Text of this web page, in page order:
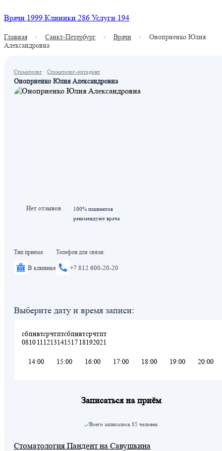
Врачи 1999 Клиники 286 Услуги 194
Главная Санкт-Петербург Врачи
Оноприенко Юлия
Александровна
Стоматолог · Стоматолог-ортодонт
Оноприенко Юлия Александровна
Нет отзывов
100% пациентов
рекомендуют врача
Тип приема:
В клинике
Телефон для связи:
+7 812 600-20-20
Выберите дату и время записи:
сб
08
пн
10
вт
11
ср
12
чт
13
пт
14
сб
15
пн
17
вт
18
ср
19
чт
20
пт
21
14:00 15:00 16:00 17:00 18:00 19:00 20:00
Записаться на приём
Всего записалось 85 человек
Стоматология Пандент на Савушкина